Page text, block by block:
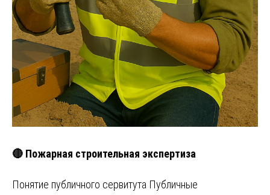
🔴 Пожарная строительная экспертиза
Понятие публичного сервитута Публичные